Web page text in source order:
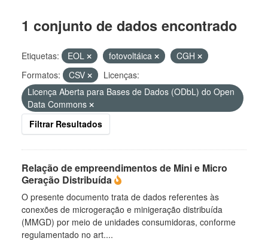
1 conjunto de dados encontrado
Etiquetas: EOL fotovoltáica
CGH
Formatos:
CSV
Licenças:
Licença Aberta para Bases de Dados (ODbL) do Open
Data Commons
Filtrar Resultados
Relação de empreendimentos de Mini e Micro
Geração Distribuída
O presente documento trata de dados referentes às
conexões de microgeração e minigeração distribuída
(MMGD) por meio de unidades consumidoras, conforme
regulamentado no art....